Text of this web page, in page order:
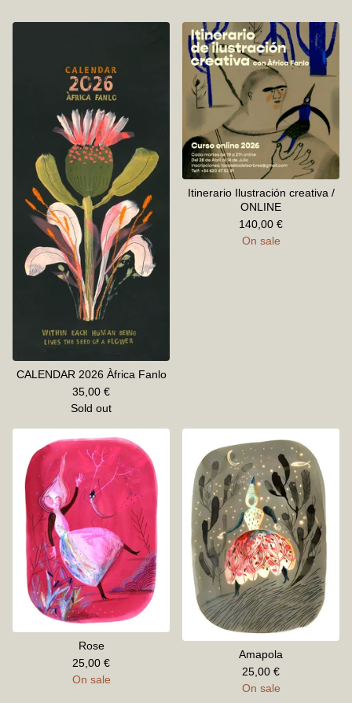
CALENDAR 2026 Àfrica Fanlo
35,00 €
Sold out
Itinerario Ilustración creativa /
ONLINE
140,00 €
On sale
Rose
25,00 €
On sale
Amapola
25,00 €
On sale